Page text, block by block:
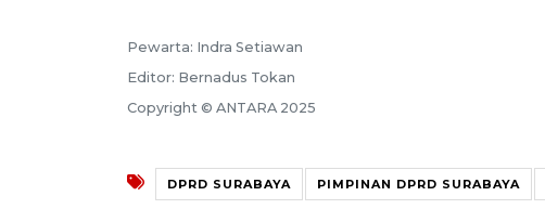
Pewarta: Indra Setiawan
Editor: Bernadus Tokan
Copyright © ANTARA 2025
DPRD SURABAYA PIMPINAN DPRD SURABAYA